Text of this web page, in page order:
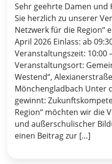
Sehr geehrte Damen
Sie herzlich zu unserer
Netzwerk für die Region“
April 2026 Einlass: ab
Veranstaltungszeit: 10:00
Veranstaltungsort:
Westend“,
Mönchengladbach Unter
gewinnt:
Region“ möchten wir die
und außerschulischer
einen Beitrag zur […]